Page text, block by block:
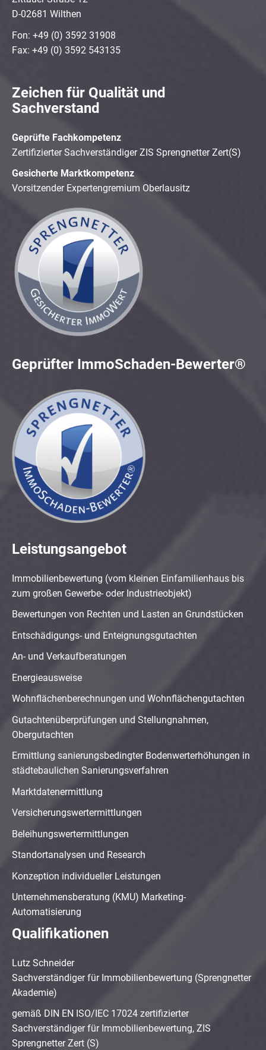
D-02681 Wilthen
Fon: +49 (0) 3592 31908
Fax: +49 (0) 3592 543135
Zeichen für Qualität und
Sachverstand
Geprüfte Fachkompetenz
Zertifizierter Sachverständiger ZIS Sprengnetter Zert(S)
Gesicherte Marktkompetenz
Vorsitzender Expertengremium Oberlausitz
Geprüfter ImmoSchaden-Bewerter®
Leistungsangebot
Immobilienbewertung (vom kleinen Einfamilienhaus bis
zum großen Gewerbe- oder Industrieobjekt)
Bewertungen von Rechten und Lasten an Grundstücken
Entschädigungs- und Enteignungsgutachten
An- und Verkaufberatungen
Energieausweise
Wohnflächenberechnungen und Wohnflächengutachten
Gutachtenüberprüfungen und Stellungnahmen,
Obergutachten
Ermittlung sanierungsbedingter Bodenwerterhöhungen in
städtebaulichen Sanierungsverfahren
Marktdatenermittlung
Versicherungswertermittlungen
Beleihungswertermittlungen
Standortanalysen und Research
Konzeption individueller Leistungen
Unternehmensberatung (KMU) Marketing-
Automatisierung
Qualifikationen
Lutz Schneider
Sachverständiger für Immobilienbewertung (Sprengnetter
Akademie)
gemäß DIN EN ISO/IEC 17024 zertifizierter
Sachverständiger für Immobilienbewertung, ZIS
Sprengnetter Zert (S)